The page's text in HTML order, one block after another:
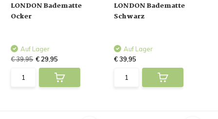
LONDON Badematte
Ocker
Auf Lager
€ 39,95 € 29,95
LONDON Badematte
Schwarz
Auf Lager
€ 39,95